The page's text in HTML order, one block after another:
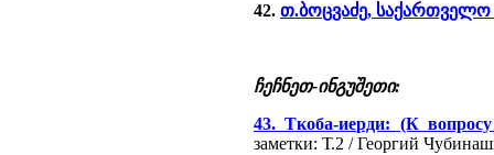
42. თ.ბოცვაძე,
ჩეჩნეთ-ინგუშეთი:
43. Ткоба-иерди: (К
заметки: Т.2 / Георгий